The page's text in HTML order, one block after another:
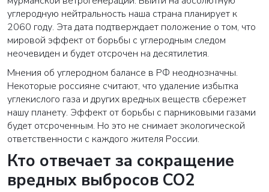
углеродную нейтральность наша страна планирует к
2060 году. Эта дата подтверждает положение о том, что
мировой эффект от борьбы с углеродным следом
неочевиден и будет отсрочен на десятилетия.
Мнения об углеродном балансе в РФ неоднозначны.
Некоторые россияне считают, что удаление избытка
углекислого газа и других вредных веществ сбережет
нашу планету. Эффект от борьбы с парниковыми газами
будет отсроченным. Но это не снимает экологической
ответственности с каждого жителя России.
Кто отвечает за сокращение
вредных выбросов CO2
ВАША ЗАЯВКА ОТПРАВЛЕНА
в ближайшее время наши менеджеры
свяжутся с вами
Закрыть